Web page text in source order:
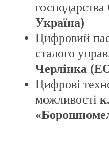
господарства
Україна)
Цифровий
сталого
Черлінка
Цифрові
можливості